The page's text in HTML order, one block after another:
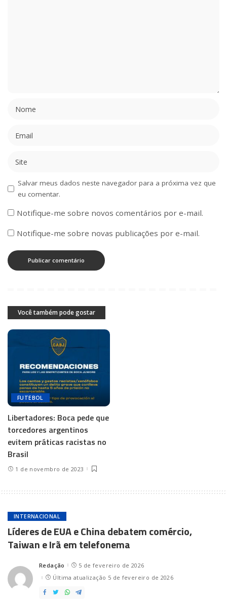
Salvar meus dados neste navegador para a próxima vez que
eu comentar.
Notifique-me sobre novos comentários por e-mail.
Notifique-me sobre novas publicações por e-mail.
Você também pode gostar
FUTEBOL
Libertadores: Boca pede que
torcedores argentinos
evitem práticas racistas no
Brasil
1 de novembro de 2023
INTERNACIONAL
Líderes de EUA e China debatem comércio,
Taiwan e Irã em telefonema
Posted
Redação
5 de fevereiro de 2026
Última atualização 5 de fevereiro de 2026